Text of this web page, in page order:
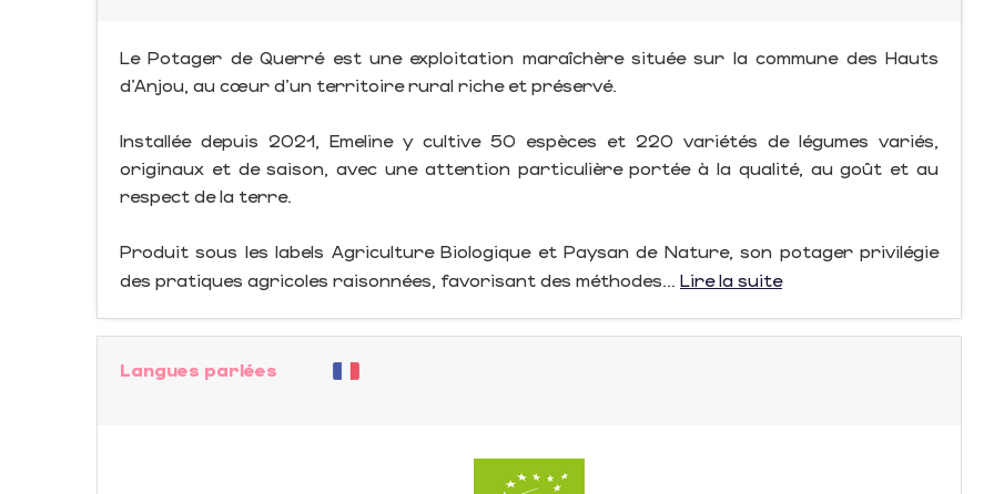
Le Potager de Querré est une exploitation maraîchère située sur la commune des Hauts
d’Anjou, au cœur d’un territoire rural riche et préservé.
Installée depuis 2021, Emeline y cultive 50 espèces et 220 variétés de légumes variés,
originaux et de saison, avec une attention particulière portée à la qualité, au goût et au
respect de la terre.
Produit sous les labels Agriculture Biologique et Paysan de Nature, son potager privilégie
des pratiques agricoles raisonnées, favorisant des méthodes... Lire la suite
Langues parlées